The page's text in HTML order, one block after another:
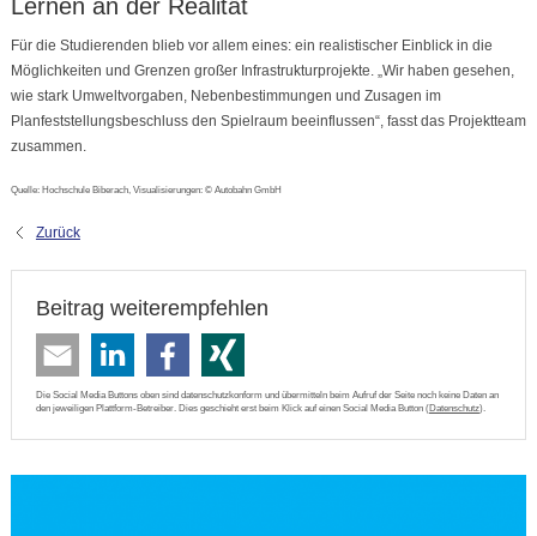
Lernen an der Realität
Für die Studierenden blieb vor allem eines: ein realistischer Einblick in die
Möglichkeiten und Grenzen großer Infrastrukturprojekte. „Wir haben gesehen,
wie stark Umweltvorgaben, Nebenbestimmungen und Zusagen im
Planfeststellungsbeschluss den Spielraum beeinflussen“, fasst das Projektteam
zusammen.
Quelle: Hochschule Biberach, Visualisierungen: © Autobahn GmbH
Zurück
Beitrag weiterempfehlen
Die Social Media Buttons oben sind datenschutzkonform und übermitteln beim Aufruf der Seite noch keine Daten an
den jeweiligen Plattform-Betreiber. Dies geschieht erst beim Klick auf einen Social Media Button (Datenschutz).